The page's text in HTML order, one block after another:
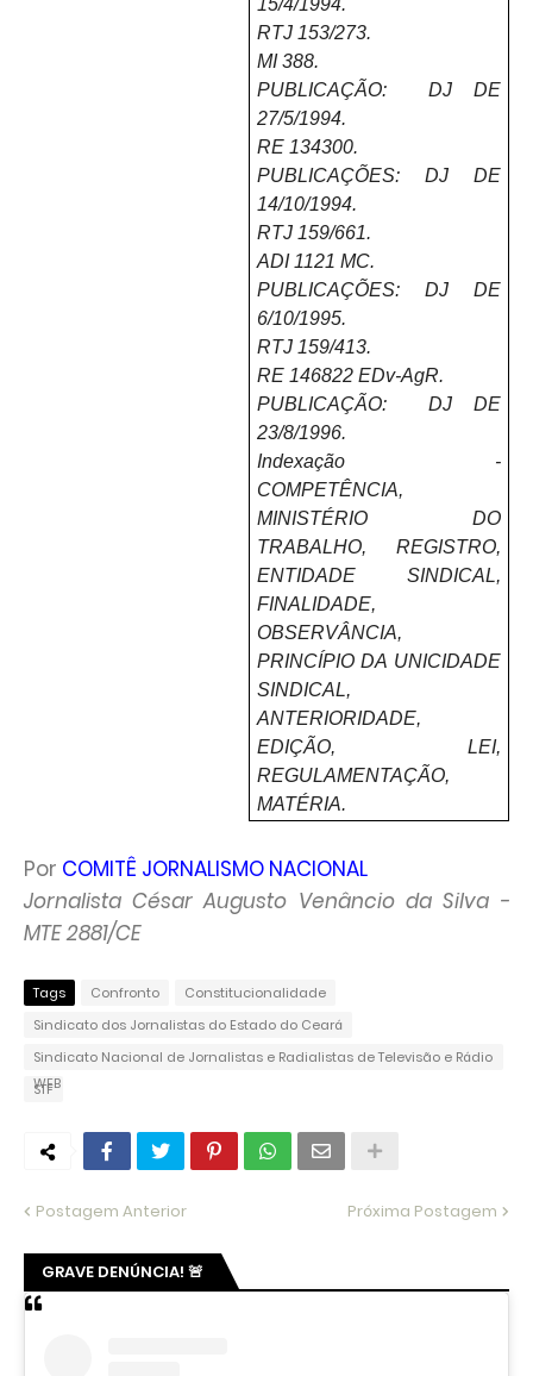
RTJ 153/273.
MI 388.
PUBLICAÇÃO: DJ DE
27/5/1994.
RE 134300.
PUBLICAÇÕES: DJ DE
14/10/1994.
RTJ 159/661.
ADI 1121 MC.
PUBLICAÇÕES: DJ DE
6/10/1995.
RTJ 159/413.
RE 146822 EDv-AgR.
PUBLICAÇÃO: DJ DE
23/8/1996.
Indexação -
COMPETÊNCIA,
MINISTÉRIO DO
TRABALHO, REGISTRO,
ENTIDADE SINDICAL,
FINALIDADE,
OBSERVÂNCIA,
PRINCÍPIO DA UNICIDADE
SINDICAL,
ANTERIORIDADE,
EDIÇÃO, LEI,
REGULAMENTAÇÃO,
MATÉRIA.
Por COMITÊ JORNALISMO NACIONAL
Jornalista César Augusto Venâncio da Silva -
MTE 2881/CE
Tags Confronto
Constitucionalidade
Sindicato dos Jornalistas do Estado do Ceará
Sindicato Nacional de Jornalistas e Radialistas de Televisão e Rádio
WEB
STF
Postagem Anterior Próxima Postagem
GRAVE DENÚNCIA! 🚨